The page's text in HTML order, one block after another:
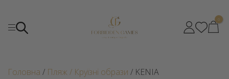
0
Головна / Пляж / Круїзні образи / KENIA